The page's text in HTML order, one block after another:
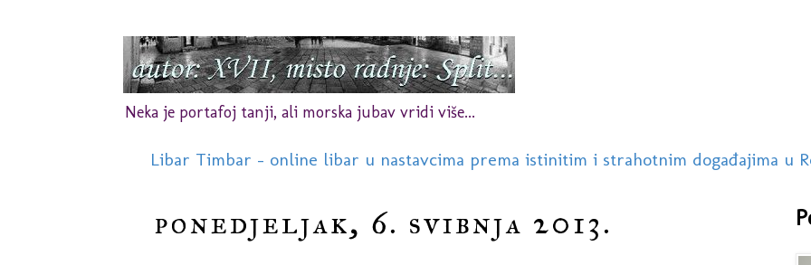
Neka je portafoj tanji, ali morska jubav vridi više...
Libar Timbar - online libar u nastavcima prema istinitim i strahotnim događajima u
ponedjeljak, 6. svibnja 2013.